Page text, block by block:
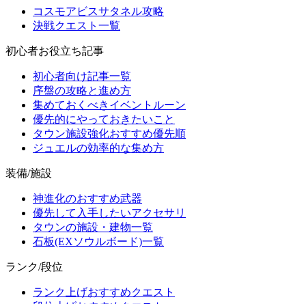
コスモアビスサタネル攻略
決戦クエスト一覧
初心者お役立ち記事
初心者向け記事一覧
序盤の攻略と進め方
集めておくべきイベントルーン
優先的にやっておきたいこと
タウン施設強化おすすめ優先順
ジュエルの効率的な集め方
装備/施設
神進化のおすすめ武器
優先して入手したいアクセサリ
タウンの施設・建物一覧
石板(EXソウルボード)一覧
ランク/段位
ランク上げおすすめクエスト